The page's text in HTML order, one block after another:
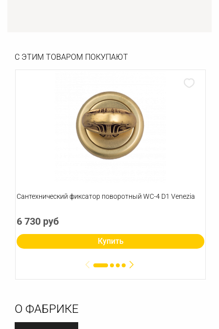
С ЭТИМ ТОВАРОМ ПОКУПАЮТ
Сантехнический фиксатор поворотный WC-4 D1 Venezia
6 730 руб
Купить
О ФАБРИКЕ